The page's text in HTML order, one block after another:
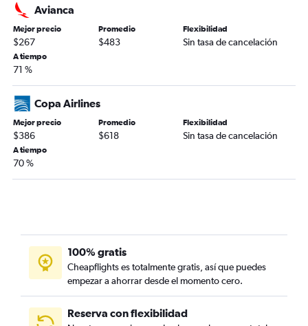
Avianca
Mejor precio
$267
Promedio
$483
Flexibilidad
Sin tasa de cancelación
A tiempo
71 %
Copa Airlines
Mejor precio
$386
Promedio
$618
Flexibilidad
Sin tasa de cancelación
A tiempo
70 %
100% gratis
Cheapflights es totalmente gratis, así que puedes
empezar a ahorrar desde el momento cero.
Reserva con flexibilidad